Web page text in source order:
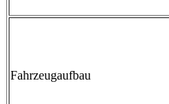
Fahrzeugaufbau